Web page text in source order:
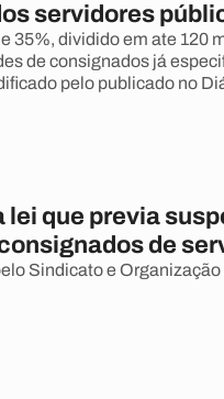
servidores
35%, dividido em ate 120
de consignados já
pelo publicado no
lei que previa
de
Sindicato e